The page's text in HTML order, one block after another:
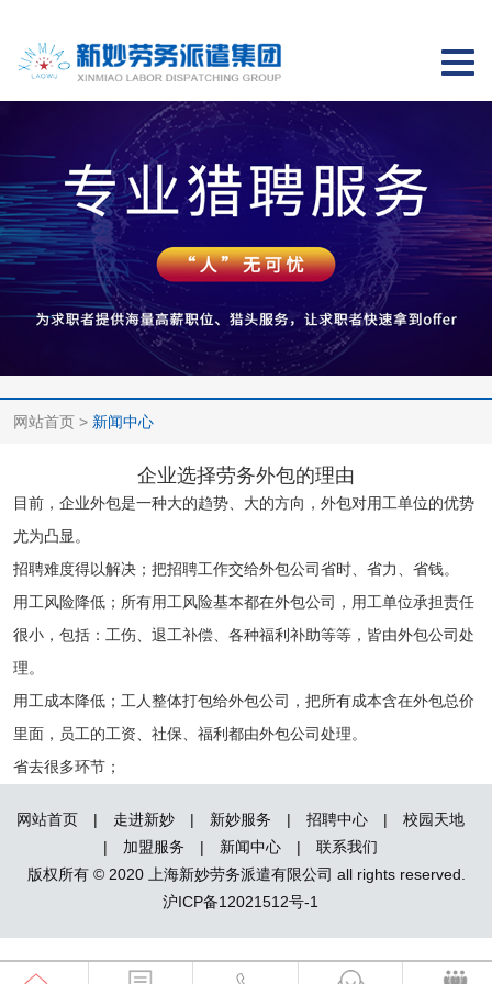
切
网站首页 > 新闻中心
企业选择劳务外包的理由
目前，企业外包是一种大的趋势、大的方向，外包对用工单位的优势
尤为凸显。
招聘难度得以解决；把招聘工作交给外包公司省时、省力、省钱。
用工风险降低；所有用工风险基本都在外包公司，用工单位承担责任
很小，包括：工伤、退工补偿、各种福利补助等等，皆由外包公司处
理。
用工成本降低；工人整体打包给外包公司，把所有成本含在外包总价
里面，员工的工资、社保、福利都由外包公司处理。
省去很多环节；
网站首页 | 走进新妙 | 新妙服务 | 招聘中心 |
校园天地
|
加盟服务 | 新闻中心 |
联系我们
版权所有 © 2020 上海新妙劳务派遣有限公司 all rights reserved.
沪ICP备12021512号-1